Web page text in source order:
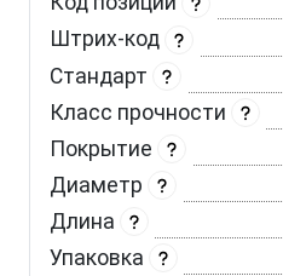
Штрих-код
Стандарт
Класс прочности
Покрытие
Диаметр
Длина
Упаковка